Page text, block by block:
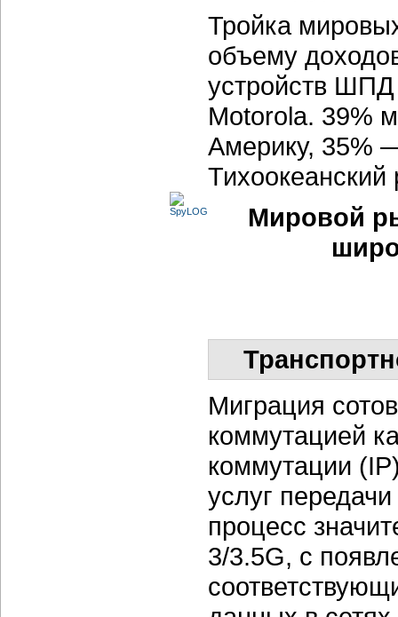
Тройка
объему
устройств ШПД
Motorola. 39%
Америку, 35%
Мировой
Миграция
коммутацией
коммутации
услуг
процесс
3/3.5G, с